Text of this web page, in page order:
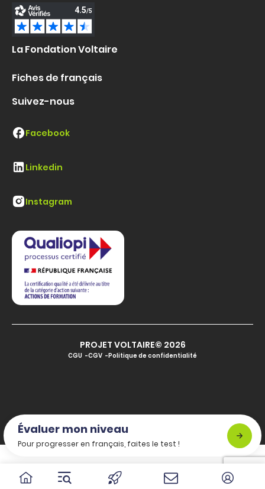
Évaluer mon niveau
Pour progresser en français, faites le test !
La Fondation Voltaire
Fiches de français
Suivez-nous
Facebook
Linkedin
Instagram
PROJET VOLTAIRE© 2026
CGU CGV Politique de confidentialité